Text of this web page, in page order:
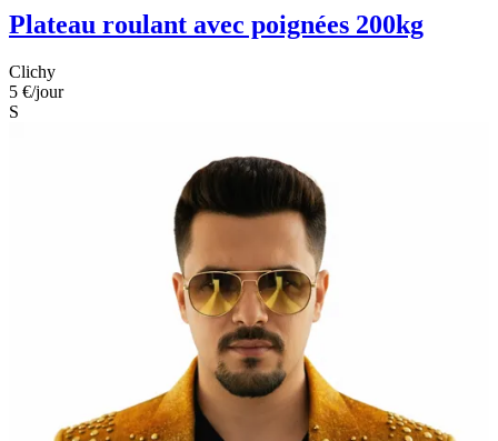
Plateau roulant avec poignées 200kg
Clichy
5 €/jour
S